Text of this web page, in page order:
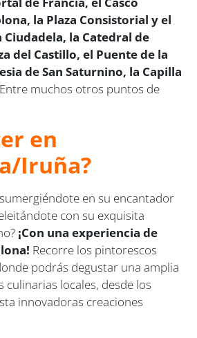
la Plaza Consistorial y el
la Catedral de
del Castillo, el Puente de la
de San Saturnino, la Capilla
muchos otros puntos de
en
Iruña?
en su encantador
con su exquisita
¡Con una experiencia de
Recorre los pintorescos
podrás degustar una amplia
culinarias locales, desde los
innovadoras creaciones